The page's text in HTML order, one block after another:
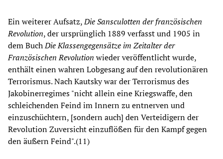
Ein weiterer Aufsatz,Die Sansculotten der französischen
Revolution, der ursprünglich 1889 verfasst und 1905 in
dem BuchDie Klassengegensätze im Zeitalter der
Französischen Revolution wieder veröffentlicht wurde,
enthält einen wahren Lobgesang auf den revolutionären
Terrorismus. Nach Kautsky war der Terrorismus des
Jakobinerregimes "nicht allein eine Kriegswaffe, den
schleichenden Feind im Innern zu entnerven und
einzuschüchtern, [sondern auch] den Verteidigern der
Revolution Zuversicht einzuflößen für den Kampf gegen
den äußern Feind".(11)